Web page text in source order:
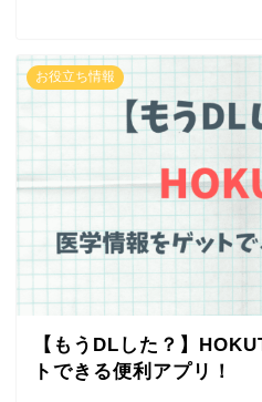
お役立ち情報
【もうDLした？】
トできる便利アプリ！